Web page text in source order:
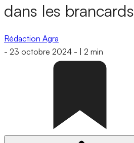
dans les brancards
Rédaction Agra
- 23 octobre 2024 - 2 min